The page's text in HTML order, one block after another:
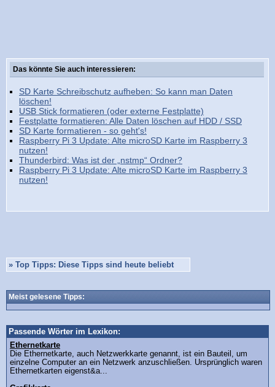
Das könnte Sie auch interessieren:
SD Karte Schreibschutz aufheben: So kann man Daten
löschen!
USB Stick formatieren (oder externe Festplatte)
Festplatte formatieren: Alle Daten löschen auf HDD / SSD
SD Karte formatieren - so geht's!
Raspberry Pi 3 Update: Alte microSD Karte im Raspberry 3
nutzen!
Thunderbird: Was ist der „nstmp“ Ordner?
Raspberry Pi 3 Update: Alte microSD Karte im Raspberry 3
nutzen!
» Top Tipps: Diese Tipps sind heute beliebt
Meist gelesene Tipps:
Passende Wörter im Lexikon:
Ethernetkarte
Die Ethernetkarte, auch Netzwerkkarte genannt, ist ein Bauteil, um
einzelne Computer an ein Netzwerk anzuschließen. Ursprünglich waren
Ethernetkarten eigenst&a...